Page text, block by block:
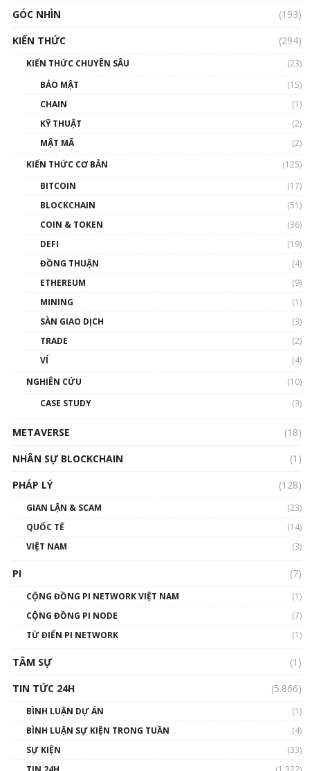
GÓC NHÌN
(193)
KIẾN THỨC
(294)
KIẾN THỨC CHUYÊN SÂU
(23)
BẢO MẬT
(15)
CHAIN
(1)
KỸ THUẬT
(2)
MẬT MÃ
(2)
KIẾN THỨC CƠ BẢN
(125)
BITCOIN
(17)
BLOCKCHAIN
(51)
COIN & TOKEN
(36)
DEFI
(19)
ĐỒNG THUẬN
(4)
ETHEREUM
(9)
MINING
(1)
SÀN GIAO DỊCH
(3)
TRADE
(2)
VÍ
(4)
NGHIÊN CỨU
(10)
CASE STUDY
(3)
METAVERSE
(18)
NHÂN SỰ BLOCKCHAIN
(1)
PHÁP LÝ
(128)
GIAN LẬN & SCAM
(23)
QUỐC TẾ
(14)
VIỆT NAM
(3)
PI (7)
CỘNG ĐỒNG PI NETWORK VIỆT NAM
(1)
CỘNG ĐỒNG PI NODE
(7)
TỪ ĐIỂN PI NETWORK
(1)
TÂM SỰ
(1)
TIN TỨC 24H
(5.866)
BÌNH LUẬN DỰ ÁN
(1)
BÌNH LUẬN SỰ KIỆN TRONG TUẦN
(4)
SỰ KIỆN
(33)